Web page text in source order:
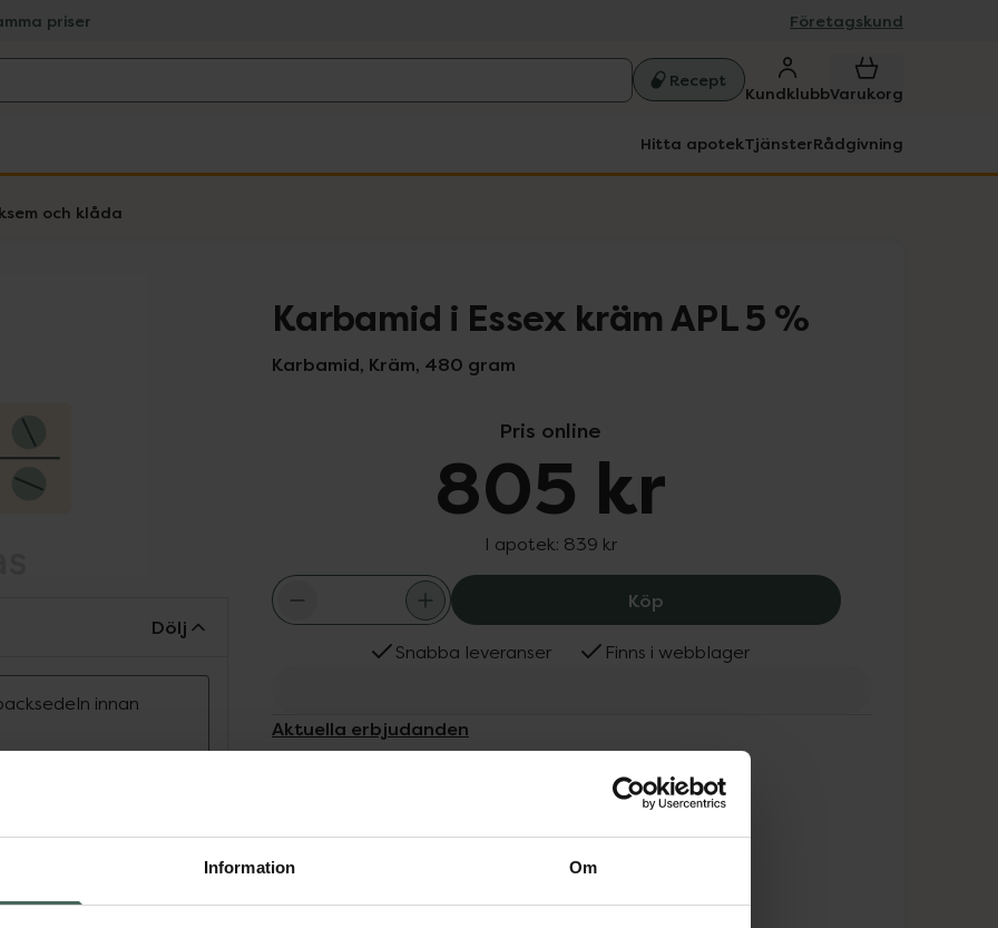
Information Om
priser Företagskund
Recept
KundklubbVarukorg
Hitta apotekTjänsterRådgivning
och klåda
Karbamid i Essex kräm APL 5 %
Karbamid, Kräm, 480 gram
Pris online
805 kr
I apotek: 839 kr
Köp Karbamid i Essex kräm APL 5 %, 805
Snabba leveranser Finns i webblager
Aktuella erbjudanden
Dölj
innan
apotekstillverkat
(urea).
egenskaper och
hudens smidighet.
torr hud och vid
av extra fukt.